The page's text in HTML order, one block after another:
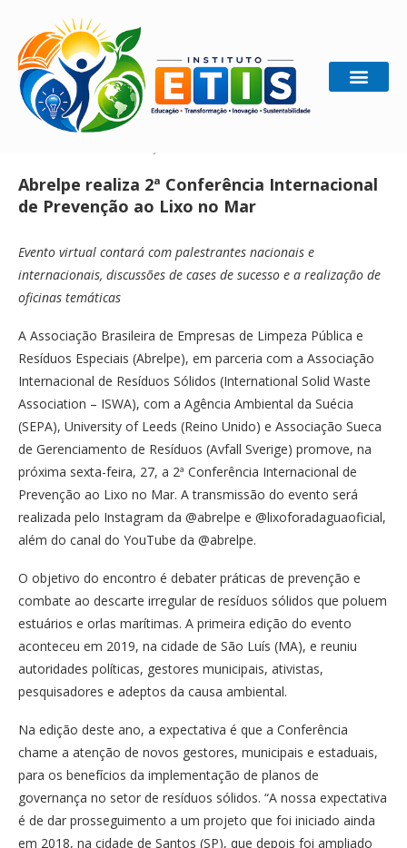
Home Ecologia
Abrelpe realiza 2ª Conferência Internacional
de Prevenção ao Lixo no Mar
Evento virtual contará com palestrantes nacionais e
internacionais, discussões de cases de sucesso e a realização de
oficinas temáticas
A Associação Brasileira de Empresas de Limpeza Pública e
Resíduos Especiais (Abrelpe), em parceria com a Associação
Internacional de Resíduos Sólidos (International Solid Waste
Association – ISWA), com a Agência Ambiental da Suécia
(SEPA), University of Leeds (Reino Unido) e Associação Sueca
de Gerenciamento de Resíduos (Avfall Sverige) promove, na
próxima sexta-feira, 27, a 2ª Conferência Internacional de
Prevenção ao Lixo no Mar. A transmissão do evento será
realizada pelo Instagram da @abrelpe e @lixoforadaguaoficial,
além do canal do YouTube da @abrelpe.
O objetivo do encontro é debater práticas de prevenção e
combate ao descarte irregular de resíduos sólidos que poluem
estuários e orlas marítimas. A primeira edição do evento
aconteceu em 2019, na cidade de São Luís (MA), e reuniu
autoridades políticas, gestores municipais, ativistas,
pesquisadores e adeptos da causa ambiental.
Na edição deste ano, a expectativa é que a Conferência
chame a atenção de novos gestores, municipais e estaduais,
para os benefícios da implementação de planos de
governança no setor de resíduos sólidos. “A nossa expectativa
é de dar prosseguimento a um projeto que foi iniciado ainda
em 2018, na cidade de Santos (SP), que depois foi ampliado